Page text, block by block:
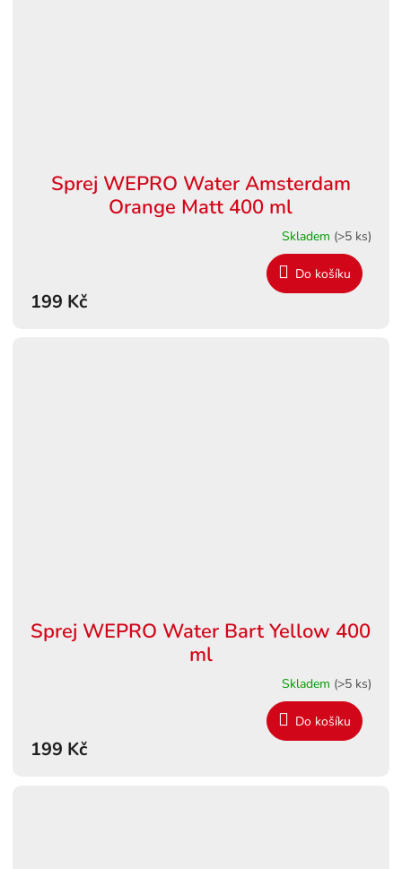
Sprej WEPRO Water Amsterdam
Orange Matt 400 ml
Skladem (>5 ks)
199 Kč
Do košíku
Sprej WEPRO Water Bart Yellow 400
ml
Skladem (>5 ks)
199 Kč
Do košíku